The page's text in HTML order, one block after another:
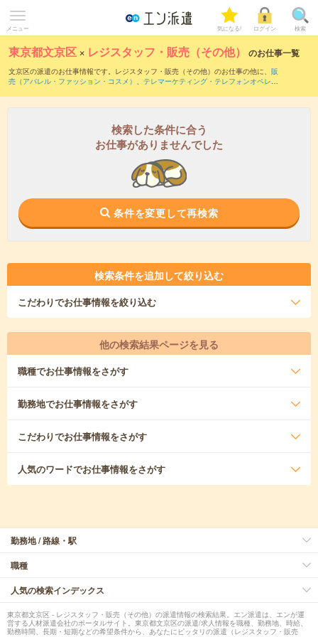
メニュー 気になる! ログイン 検索
東京都文京区 × レジスタッフ・販売（その他） のお仕事一覧
文京区の派遣のお仕事情報です。レジスタッフ・販売（その他）のお仕事の他に、 販
売（アパレル・ファッション・コスメ） 、 テレマーケティング・テレフォンオペレー
でいただけます。職種辞典：レジスタッフ・販売（その他）のお仕事とは？とは？
検索した条件に合う
お仕事がありませんでした
条件を変更して再検索
検索条件を追加して絞り込む
こだわりでお仕事情報を絞り込む
他の検索結果ページを見る
職種でお仕事情報をさがす
勤務地でお仕事情報をさがす
こだわりでお仕事情報をさがす
人気のワードでお仕事情報をさがす
勤務地 / 路線・駅
職種
人気の検索インデックス
東京都文京区 - レジスタッフ・販売（その他）の派遣情報の検索結果。エン派遣は、エンが運
営する人材派遣会社のポータルサイト。東京都文京区の派遣/求人情報を職種、勤務地、時給、
勤務時間、長期・短期などの希望条件から、あなたにピッタリの派遣（レジスタッフ・販売